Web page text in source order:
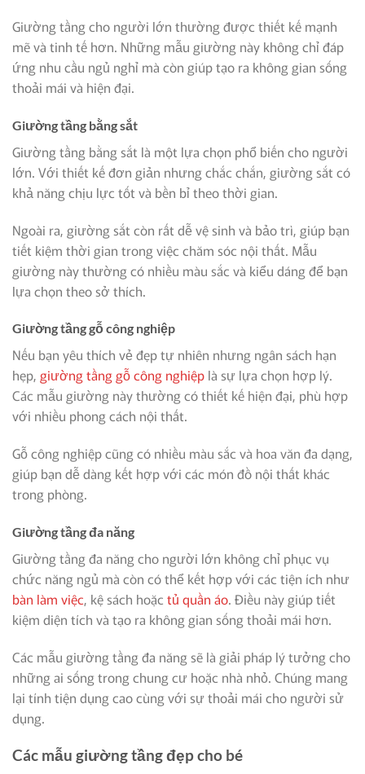
Giường tầng cho người lớn thường được thiết kế mạnh
mẽ và tinh tế hơn. Những mẫu giường này không chỉ đáp
ứng nhu cầu ngủ nghỉ mà còn giúp tạo ra không gian sống
thoải mái và hiện đại.
Giường tầng bằng sắt
Giường tầng bằng sắt là một lựa chọn phổ biến cho người
lớn. Với thiết kế đơn giản nhưng chắc chắn, giường sắt có
khả năng chịu lực tốt và bền bỉ theo thời gian.
Ngoài ra, giường sắt còn rất dễ vệ sinh và bảo trì, giúp bạn
tiết kiệm thời gian trong việc chăm sóc nội thất. Mẫu
giường này thường có nhiều màu sắc và kiểu dáng để bạn
lựa chọn theo sở thích.
Giường tầng gỗ công nghiệp
Nếu bạn yêu thích vẻ đẹp tự nhiên nhưng ngân sách hạn
hẹp, giường tầng gỗ công nghiệp là sự lựa chọn hợp lý.
Các mẫu giường này thường có thiết kế hiện đại, phù hợp
với nhiều phong cách nội thất.
Gỗ công nghiệp cũng có nhiều màu sắc và hoa văn đa dạng,
giúp bạn dễ dàng kết hợp với các món đồ nội thất khác
trong phòng.
Giường tầng đa năng
Giường tầng đa năng cho người lớn không chỉ phục vụ
chức năng ngủ mà còn có thể kết hợp với các tiện ích như
bàn làm việc, kệ sách hoặc tủ quần áo. Điều này giúp tiết
kiệm diện tích và tạo ra không gian sống thoải mái hơn.
Các mẫu giường tầng đa năng sẽ là giải pháp lý tưởng cho
những ai sống trong chung cư hoặc nhà nhỏ. Chúng mang
lại tính tiện dụng cao cùng với sự thoải mái cho người sử
dụng.
Các mẫu giường tầng đẹp cho bé